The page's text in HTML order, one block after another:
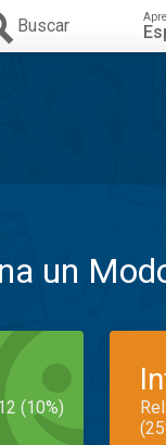
Buscar
un
(10%)